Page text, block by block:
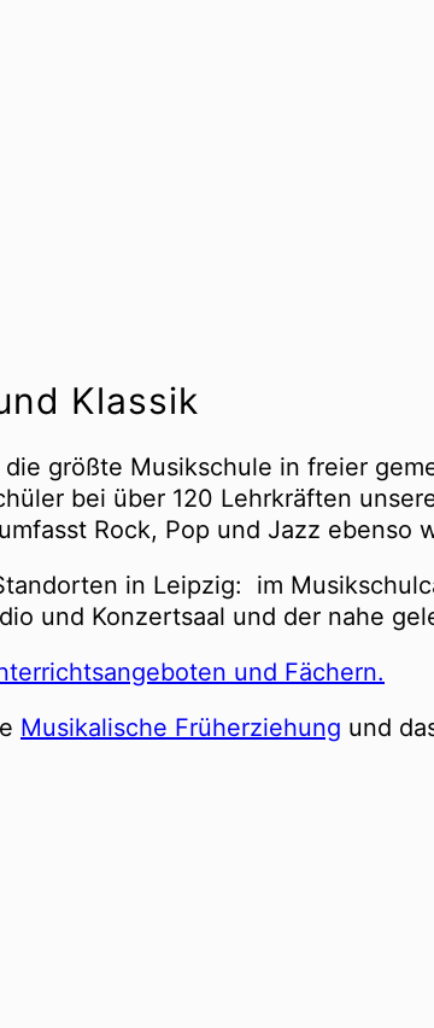
Klassik
größte Musikschule in freier
bei über 120 Lehrkräften
Rock, Pop und Jazz ebenso
in Leipzig: im
und Konzertsaal und der nahe
und Fächern.
Musikalische Früherziehung und